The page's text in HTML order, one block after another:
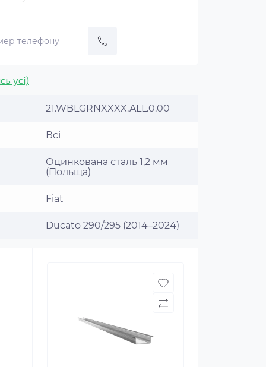
усі)
21.WBLGRNXXXX.ALL.0.00
Всі
Оцинкована сталь 1,2 мм
(Польща)
Fiat
Ducato 290/295 (2014–2024)